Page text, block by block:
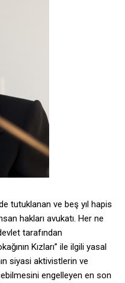
tutuklanan ve beş yıl hapis
hakları avukatı. Her ne
tarafından
Kızları” ile ilgili yasal
siyasi aktivistlerin ve
engelleyen en son